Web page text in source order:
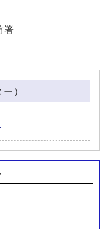
署
）
）